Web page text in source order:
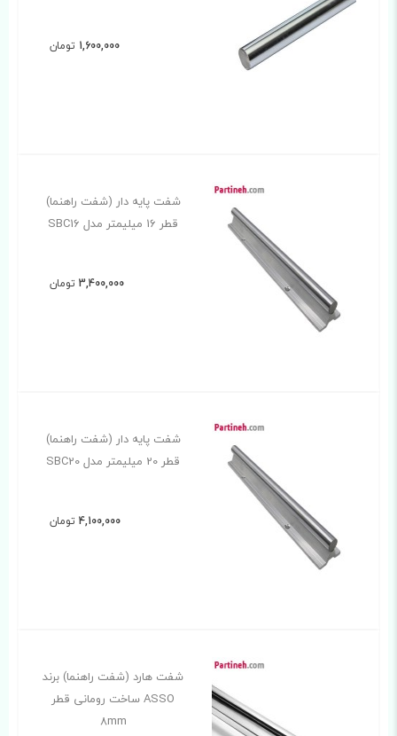
1,600,000 تومان
شفت پایه دار (شفت راهنما)
قطر 16 میلیمتر مدل SBC16
3,400,000 تومان
شفت پایه دار (شفت راهنما)
قطر 20 میلیمتر مدل SBC20
4,100,000 تومان
شفت هارد (شفت راهنما) برند
ASSO ساخت رومانی قطر
8mm